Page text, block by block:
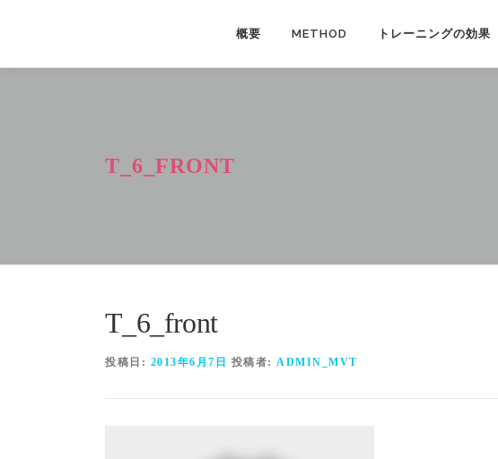
概要 METHOD トレーニングの効果
T_6_FRONT
T_6_front
投稿日: 2013年6月7日 投稿者: ADMIN_MVT